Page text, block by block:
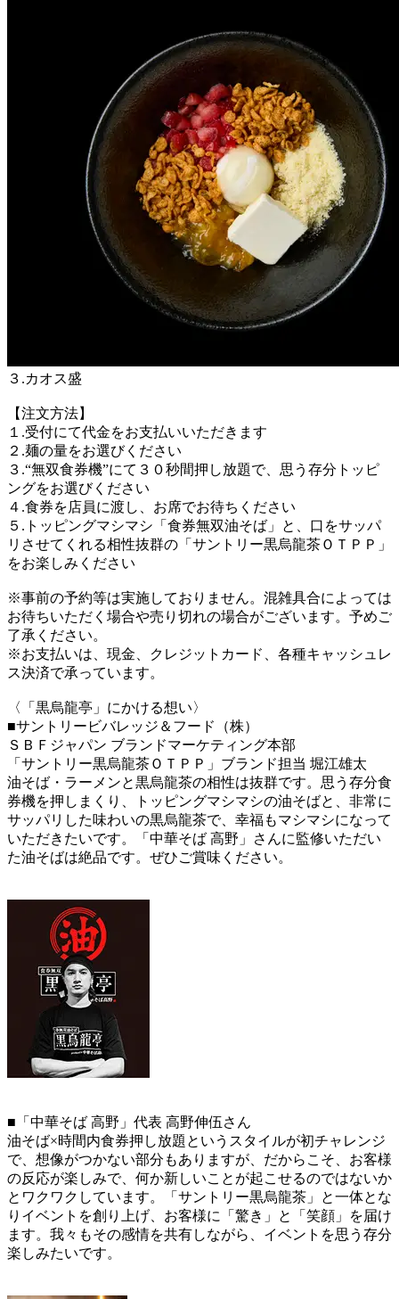
３.カオス盛
【注文方法】
１.受付にて代金をお支払いいただきます
２.麺の量をお選びください
３.“無双食券機”にて３０秒間押し放題で、思う存分トッピ
ングをお選びください
４.食券を店員に渡し、お席でお待ちください
５.トッピングマシマシ「食券無双油そば」と、口をサッパ
リさせてくれる相性抜群の「サントリー黒烏龍茶ＯＴＰＰ」
をお楽しみください
※事前の予約等は実施しておりません。混雑具合によっては
お待ちいただく場合や売り切れの場合がございます。予めご
了承ください。
※お支払いは、現金、クレジットカード、各種キャッシュレ
ス決済で承っています。
〈「黒烏龍亭」にかける想い〉
■サントリービバレッジ＆フード（株）
ＳＢＦジャパン ブランドマーケティング本部
「サントリー黒烏龍茶ＯＴＰＰ」ブランド担当 堀江雄太
油そば・ラーメンと黒烏龍茶の相性は抜群です。思う存分食
券機を押しまくり、トッピングマシマシの油そばと、非常に
サッパリした味わいの黒烏龍茶で、幸福もマシマシになって
いただきたいです。「中華そば 高野」さんに監修いただい
た油そばは絶品です。ぜひご賞味ください。
■「中華そば 高野」代表 高野伸伍さん
油そば×時間内食券押し放題というスタイルが初チャレンジ
で、想像がつかない部分もありますが、だからこそ、お客様
の反応が楽しみで、何か新しいことが起こせるのではないか
とワクワクしています。「サントリー黒烏龍茶」と一体とな
りイベントを創り上げ、お客様に「驚き」と「笑顔」を届け
ます。我々もその感情を共有しながら、イベントを思う存分
楽しみたいです。